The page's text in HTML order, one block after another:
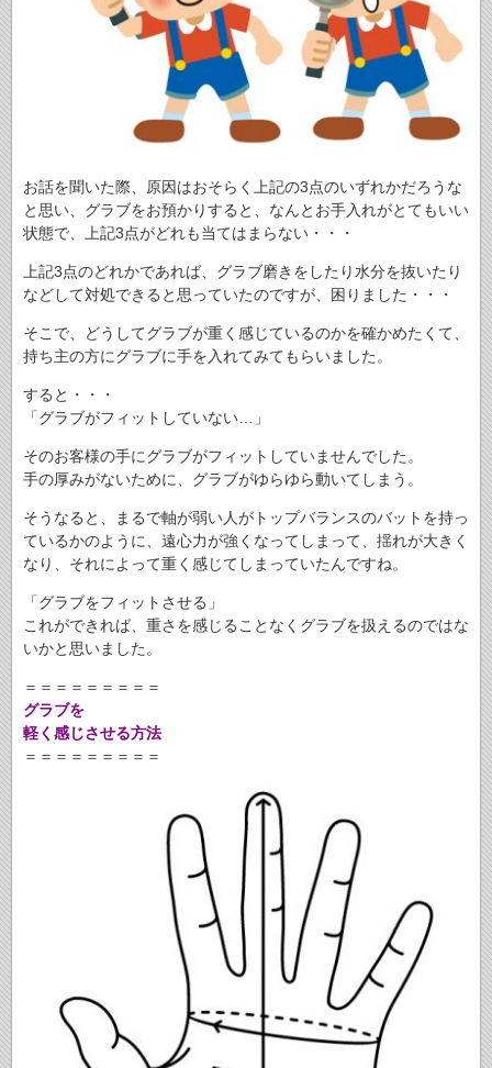
お話を聞いた際、原因はおそらく上記の3点のいずれかだろうな
と思い、グラブをお預かりすると、なんとお手入れがとてもいい
状態で、上記3点がどれも当てはまらない・・・
上記3点のどれかであれば、グラブ磨きをしたり水分を抜いたり
などして対処できると思っていたのですが、困りました・・・
そこで、どうしてグラブが重く感じているのかを確かめたくて、
持ち主の方にグラブに手を入れてみてもらいました。
すると・・・
「グラブがフィットしていない…」
そのお客様の手にグラブがフィットしていませんでした。
手の厚みがないために、グラブがゆらゆら動いてしまう。
そうなると、まるで軸が弱い人がトップバランスのバットを持っ
ているかのように、遠心力が強くなってしまって、揺れが大きく
なり、それによって重く感じてしまっていたんですね。
「グラブをフィットさせる」
これができれば、重さを感じることなくグラブを扱えるのではな
いかと思いました。
＝＝＝＝＝＝＝＝＝
グラブを
軽く感じさせる方法
＝＝＝＝＝＝＝＝＝